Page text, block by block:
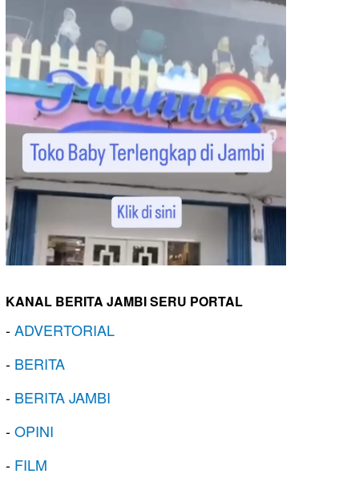
KANAL BERITA JAMBI SERU PORTAL
-ADVERTORIAL
- BERITA
- BERITA JAMBI
-OPINI
- FILM